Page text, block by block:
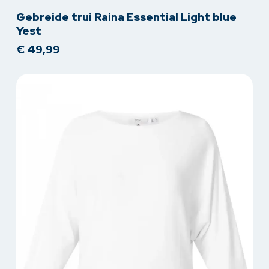
product
heeft
meerdere
Gebreide trui Raina Essential Light blue
Yest
€49,99